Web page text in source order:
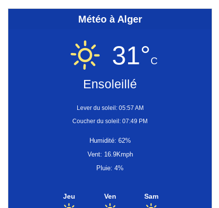
Météo à Alger
31°C
Ensoleillé
Lever du soleil: 05:57 AM
Coucher du soleil: 07:49 PM
Humidité: 62%
Vent: 16.9Kmph
Pluie: 4%
Jeu Ven Sam